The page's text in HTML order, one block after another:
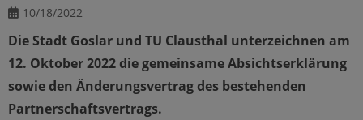
10/18/2022
Die Stadt Goslar und TU Clausthal unterzeichnen am
12. Oktober 2022 die gemeinsame Absichtserklärung
sowie den Änderungsvertrag des bestehenden
Partnerschaftsvertrags.